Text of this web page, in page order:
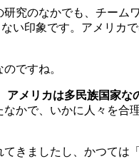
究のなかでも、チー
い印象です。アメリカ
ですね。
アメリカは多民族国家
かで、いかに人々を合
きましたし、かつて